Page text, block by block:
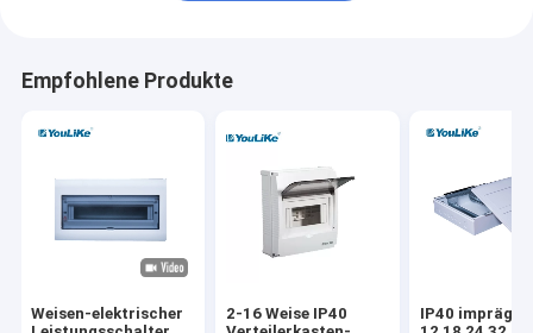
Empfohlene Produkte
Weisen-elektrischer
2-16 Weise IP40
IP40